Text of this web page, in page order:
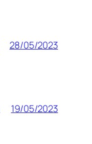
28/05/2023
19/05/2023